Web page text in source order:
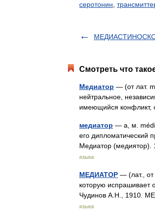
серотонин
Смотреть что
Медиатор — (от лат.
нейтральное,
имеющийся конфликт,
медиатор — а, м.
его дипломатический
Медиатор
языка
МЕДИАТОР — (лат., от
которую испрашивает
Чудинов А.Н., 1910.
языка